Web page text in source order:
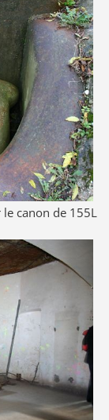
canon de 155L